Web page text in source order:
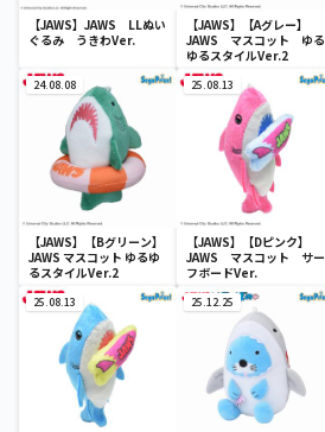
【JAWS】JAWS LLぬい
ぐるみ うきわVer.
【JAWS】【Aグレー】
JAWS マスコット ゆる
ゆるスタイルVer.2
24.08.08
【JAWS】【Bグリーン】
JAWS マスコット ゆるゆ
るスタイルVer.2
25.08.13
【JAWS】【Dピンク】
JAWS マスコット サー
フボードVer.
25.08.13 25.12.25